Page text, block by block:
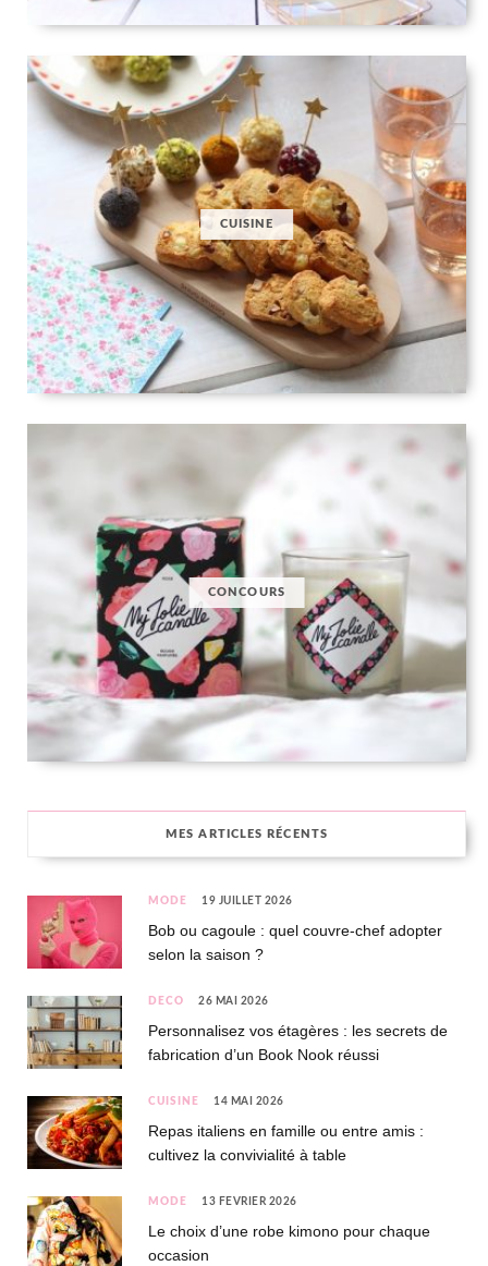
CUISINE
CONCOURS
MES ARTICLES RÉCENTS
MODE 19 JUILLET 2026
Bob ou cagoule : quel couvre-chef adopter
selon la saison ?
DÉCO 26 MAI 2026
Personnalisez vos étagères : les secrets de
fabrication d’un Book Nook réussi
CUISINE 14 MAI 2026
Repas italiens en famille ou entre amis :
cultivez la convivialité à table
MODE 13 FÉVRIER 2026
Le choix d’une robe kimono pour chaque
occasion